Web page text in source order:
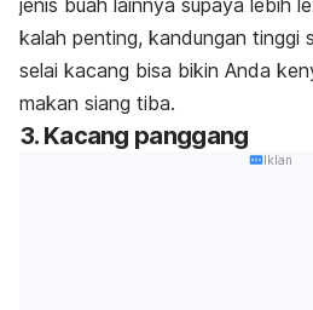
jenis buah lainnya supaya lebih
kalah penting, kandungan tinggi
selai kacang bisa bikin Anda
makan siang tiba.
3. Kacang panggang
Iklan